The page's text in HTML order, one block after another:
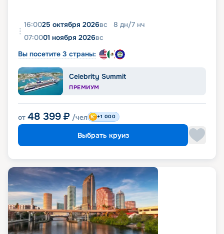
16:0025 октября 2026вс 8 дн/7 нч
07:0001 ноября 2026вс
Вы посетите 3 страны:
Celebrity Summit
ПРЕМИУМ
от 48 399 ₽ /чел +1 000
Выбрать круиз